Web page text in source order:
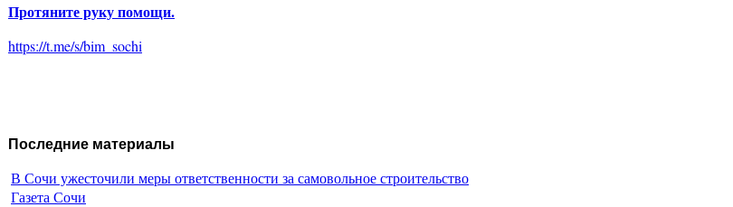
Протяните руку помощи.
https://t.me/s/bim_sochi
Последние материалы
В Сочи ужесточили меры ответственности за самовольное строительство
Газета Сочи